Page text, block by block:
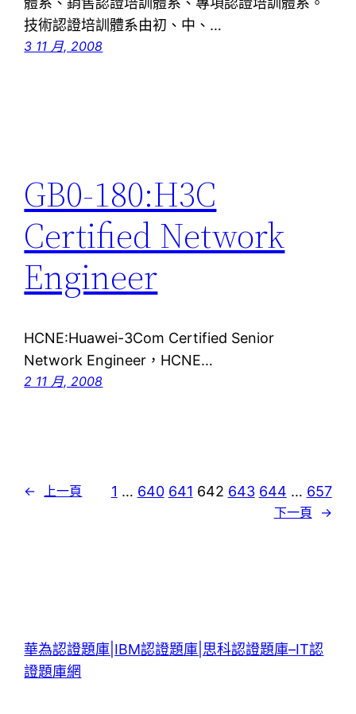
技術認證培訓體系由初、中、…
3 11 月, 2008
GB0-180:H3C
Certified Network
Engineer
HCNE:Huawei-3Com Certified Senior
Network Engineer，HCNE…
2 11 月, 2008
← 上一頁 1 … 640 641 642 643 644 … 657
下一頁 →
華為認證題庫|IBM認證題庫|思科認證題庫–IT認
證題庫網